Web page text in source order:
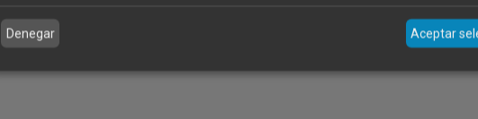
Denegar Aceptar